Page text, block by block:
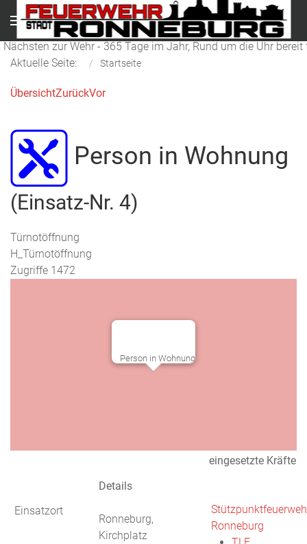
Menu
Nächsten zur Wehr - 365 Tage im Jahr, Rund um die Uhr bereit
Aktuelle Seite:
Startseite
ÜbersichtZurückVor
Person in Wohnung
(Einsatz-Nr. 4)
Türnotöffnung
H_Türnotöffnung
Zugriffe 1472
Person in Wohnung
Einsatzort
Details
Ronneburg,
Kirchplatz
eingesetzte Kräfte
Ronneburg